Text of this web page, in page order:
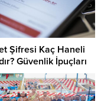
Şifresi Kaç Haneli
Güvenlik İpuçları